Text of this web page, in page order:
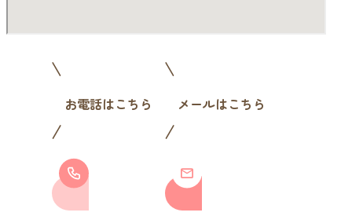
お電話はこちら メールはこちら